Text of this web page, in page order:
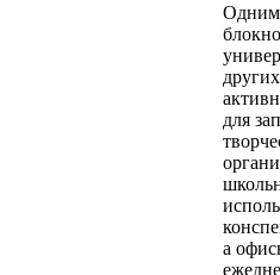
Одним
для
а